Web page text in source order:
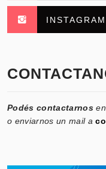
INSTAGRAM
Podés contactarnos
o enviarnos un mail a